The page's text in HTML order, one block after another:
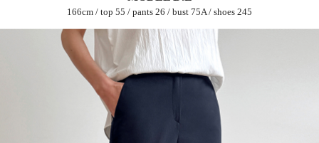
166cm / top 55 / pants 26 / bust 75A / shoes 245